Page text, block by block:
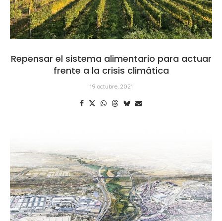
Repensar el sistema alimentario para actuar
frente a la crisis climática
19 octubre, 2021